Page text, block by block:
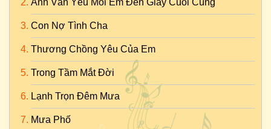
Anh Vẫn Yêu Mỗi Em Đến Giây Cuối Cùng
Con Nợ Tình Cha
Thương Chồng Yêu Của Em
Trong Tầm Mắt Đời
Lạnh Trọn Đêm Mưa
Mưa Phố